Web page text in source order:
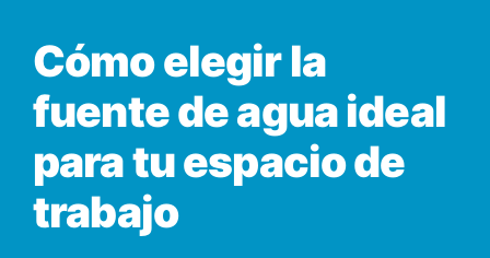
Cómo elegir la
fuente de agua ideal
para tu espacio de
trabajo